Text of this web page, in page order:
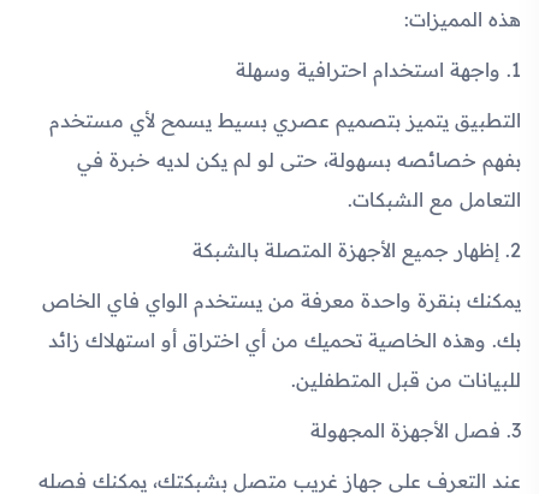
هذه المميزات:
1. واجهة استخدام احترافية وسهلة
التطبيق يتميز بتصميم عصري بسيط يسمح لأي مستخدم
بفهم خصائصه بسهولة، حتى لو لم يكن لديه خبرة في
التعامل مع الشبكات.
2. إظهار جميع الأجهزة المتصلة بالشبكة
يمكنك بنقرة واحدة معرفة من يستخدم الواي فاي الخاص
بك. وهذه الخاصية تحميك من أي اختراق أو استهلاك زائد
للبيانات من قبل المتطفلين.
3. فصل الأجهزة المجهولة
عند التعرف على جهاز غريب متصل بشبكتك، يمكنك فصله